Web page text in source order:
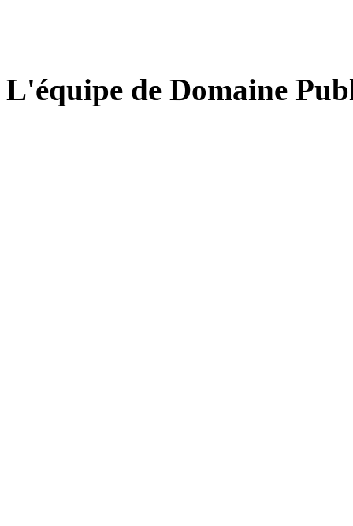
L'équipe de Domaine